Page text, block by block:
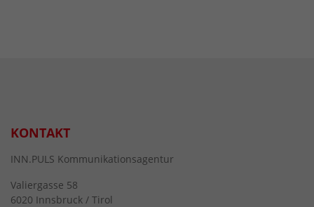
KONTAKT
INN.PULS Kommunikationsagentur
Valiergasse 58
6020 Innsbruck / Tirol